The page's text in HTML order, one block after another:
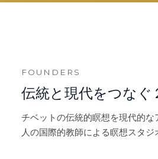
FOUNDERS
伝統と現代をつなぐ
チベットの伝統的瞑想を現代的な
人の国際的教師による瞑想スタジ